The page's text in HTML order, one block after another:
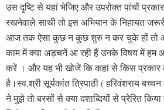
उस दृष्टि से यहां भेजिएऔर उपरोक्त पांचों
रखनेवाले साथी तो इस अभियान के निहायत
आज तक ऐसा कुछ न कुछ शुरु न कर चुके हों तो
काम में क्या अड़चनें आ रही हैं उनके विषय में हम
करें । और यह भी खोजें कि कहां से किस प्रकार
है।स्व.श्री सूर्यकांत त्रिपाठी ( हरिवंशराय
ने मुझे तो बरसों से क्या दशाब्दियों से प्रेरित किया